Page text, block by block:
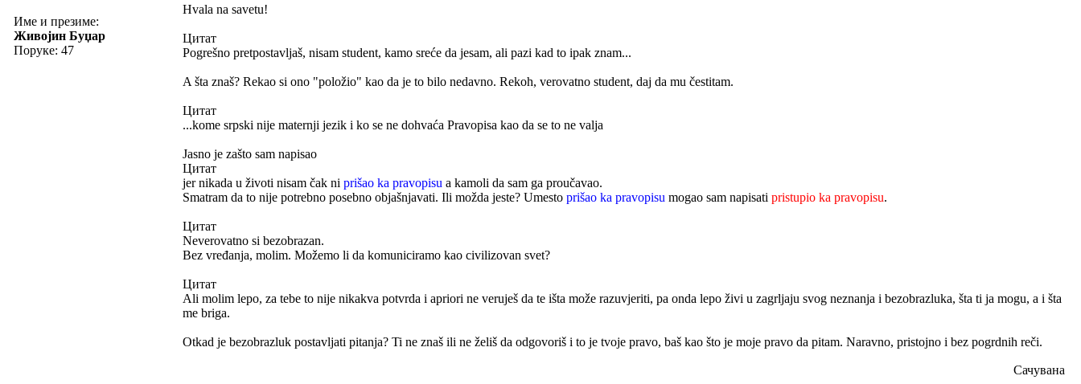
Име и презиме:
Живојин Буџар
Поруке: 47
Hvala na savetu!
Цитат
Pogrešno pretpostavljaš, nisam student, kamo sreće da jesam, ali pazi kad to ipak znam...
A šta znaš? Rekao si ono "položio" kao da je to bilo nedavno. Rekoh, verovatno student, daj da mu čestitam.
Цитат
...kome srpski nije maternji jezik i ko se ne dohvaća Pravopisa kao da se to ne valja
Jasno je zašto sam napisao
Цитат
jer nikada u životi nisam čak ni prišao ka pravopisu a kamoli da sam ga proučavao.
Smatram da to nije potrebno posebno objašnjavati. Ili možda jeste? Umesto prišao ka pravopisu mogao sam napisati pristupio ka pravopisu.
Цитат
Neverovatno si bezobrazan.
Bez vređanja, molim. Možemo li da komuniciramo kao civilizovan svet?
Цитат
Ali molim lepo, za tebe to nije nikakva potvrda i apriori ne veruješ da te išta može razuvjeriti, pa onda lepo živi u zagrljaju svog neznanja i bezobrazluka, šta ti ja mogu, a i šta
me briga.
Otkad je bezobrazluk postavljati pitanja? Ti ne znaš ili ne želiš da odgovoriš i to je tvoje pravo, baš kao što je moje pravo da pitam. Naravno, pristojno i bez pogrdnih reči.
Сачувана